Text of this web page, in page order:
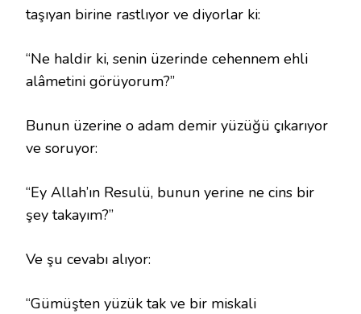
taşıyan birine rastlıyor ve diyorlar ki:
“Ne haldir ki, senin üzerinde cehennem ehli
alâmetini görüyorum?”
Bunun üzerine o adam demir yüzüğü çıkarıyor
ve soruyor:
“Ey Allah’ın Resulü, bunun yerine ne cins bir
şey takayım?”
Ve şu cevabı alıyor:
“Gümüşten yüzük tak ve bir miskali